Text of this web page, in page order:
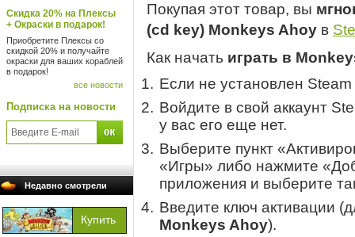
Скидка 20% на Плексы
+ Окраски в подарок!
Приобретите Плексы со
скидкой 20% и получайте
окраски для ваших кораблей
в подарок!
все новости
Подписка на новости
Недавно смотрели
Покупая этот товар, вы
(cd key) Monkeys Ahoy в
Как начать играть в
Если не установлен
Войдите в свой аккаунт
у вас его еще нет.
Выберите пункт
«Игры» либо нажмите
приложения и выберите
Введите ключ активации
Monkeys Ahoy).